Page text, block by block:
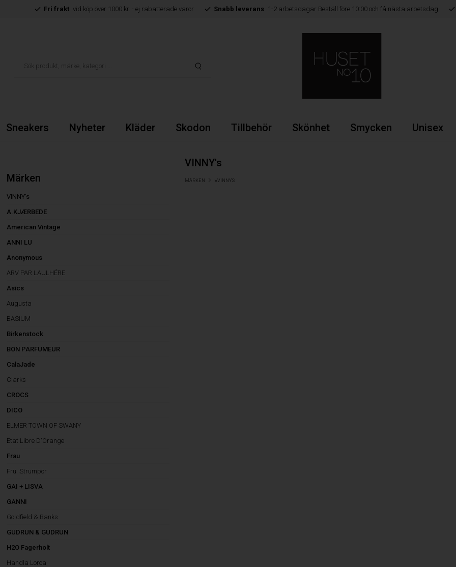
Fri frakt vid köp över 1000 kr. - ej rabatterade varor Snabb leverans 1-2 arbetsdagar Beställ före 10:00 och få nästa arbetsdag
Sneakers Nyheter Kläder Skodon Tillbehör Skönhet Smycken Unisex
Märken
VINNY's
A.KJÆRBEDE
American Vintage
ANNI LU
Anonymous
ARV PAR LAULHÉRE
Asics
Augusta
BASIUM
Birkenstock
BON PARFUMEUR
CalaJade
Clarks
CROCS
DICO
ELMER TOWN OF SWANY
Etat Libre D'Orange
Frau
Fru. Strumpor
GAI + LISVA
GANNI
Goldfield & Banks
GUDRUN & GUDRUN
H2O Fagerholt
Handla Lorca
VINNY's
MÄRKEN »VINNY'S